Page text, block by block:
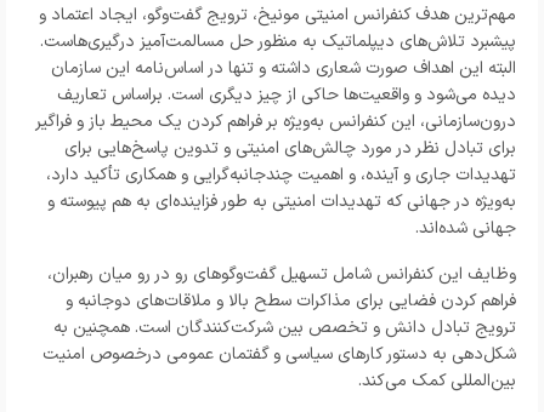
مهم‌ترین هدف کنفرانس امنیتی مونیخ، ترویج گفت‌و‌گو، ایجاد اعتماد و
پیشبرد تلاش‌های دیپلماتیک به منظور حل مسالمت‌آمیز درگیری‌هاست.
البته این اهداف صورت شعاری داشته و تنها در اساس‌نامه این سازمان
دیده می‌شود و واقعیت‌ها حاکی از چیز دیگری است. براساس تعاریف
درون‌سازمانی، این کنفرانس به‌ویژه بر فراهم کردن یک محیط باز و فراگیر
برای تبادل نظر در مورد چالش‌های امنیتی و تدوین پاسخ‌هایی برای
تهدیدات جاری و آینده، و اهمیت چندجانبه‌گرایی و همکاری تأکید دارد،
به‌ویژه در جهانی که تهدیدات امنیتی به طور فزاینده‌ای به هم پیوسته و
جهانی شده‌اند.
وظایف این کنفرانس شامل تسهیل گفت‌و‌گو‌های رو در رو میان رهبران،
فراهم کردن فضایی برای مذاکرات سطح بالا و ملاقات‌های دوجانبه و
ترویج تبادل دانش و تخصص بین شرکت‌کنندگان است. همچنین به
شکل‌دهی به دستور کار‌های سیاسی و گفتمان عمومی درخصوص امنیت
بین‌المللی کمک می‌کند.